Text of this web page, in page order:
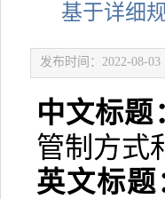
基于详细
发布时间：2022-08-03
中文标题
管制方式
英文标题